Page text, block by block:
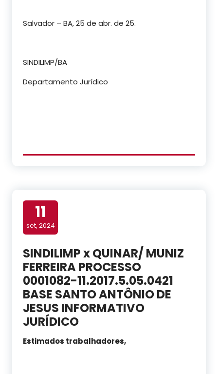
Salvador – BA, 25 de abr. de 25.
SINDILIMP/BA
Departamento Jurídico
11
set, 2024
SINDILIMP x QUINAR/ MUNIZ
FERREIRA PROCESSO
0001082-11.2017.5.05.0421
BASE SANTO ANTÔNIO DE
JESUS INFORMATIVO
JURÍDICO
Estimados trabalhadores,